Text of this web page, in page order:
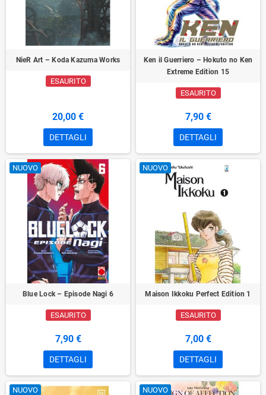
NieR Art – Koda Kazuma Works
ESAURITO
20,00 €
DETTAGLI
Ken il Guerriero – Hokuto no Ken
Extreme Edition 15
ESAURITO
7,90 €
DETTAGLI
NUOVO
Blue Lock – Episode Nagi 6
ESAURITO
7,90 €
DETTAGLI
NUOVO
Maison Ikkoku Perfect Edition 1
ESAURITO
7,00 €
DETTAGLI
NUOVO NUOVO